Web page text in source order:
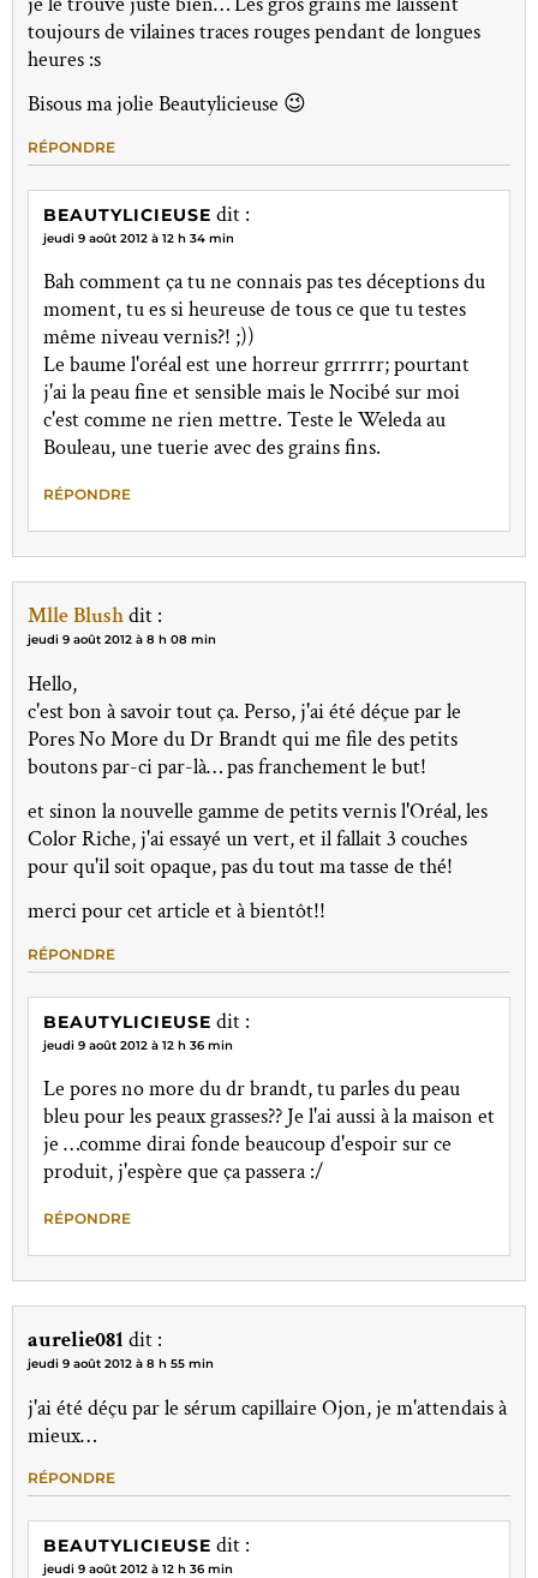
toujours de vilaines traces rouges pendant de longues
heures :s
Bisous ma jolie Beautylicieuse 😉
RÉPONDRE
BEAUTYLICIEUSE dit :
jeudi 9 août 2012 à 12 h 34 min
Bah comment ça tu ne connais pas tes déceptions du
moment, tu es si heureuse de tous ce que tu testes
même niveau vernis?! ;))
Le baume l'oréal est une horreur grrrrrr; pourtant
j'ai la peau fine et sensible mais le Nocibé sur moi
c'est comme ne rien mettre. Teste le Weleda au
Bouleau, une tuerie avec des grains fins.
RÉPONDRE
Mlle Blushdit :
jeudi 9 août 2012 à 8 h 08 min
Hello,
c'est bon à savoir tout ça. Perso, j'ai été déçue par le
Pores No More du Dr Brandt qui me file des petits
boutons par-ci par-là… pas franchement le but!
et sinon la nouvelle gamme de petits vernis l'Oréal, les
Color Riche, j'ai essayé un vert, et il fallait 3 couches
pour qu'il soit opaque, pas du tout ma tasse de thé!
merci pour cet article et à bientôt!!
RÉPONDRE
BEAUTYLICIEUSE dit :
jeudi 9 août 2012 à 12 h 36 min
Le pores no more du dr brandt, tu parles du peau
bleu pour les peaux grasses?? Je l'ai aussi à la maison et
je …comme dirai fonde beaucoup d'espoir sur ce
produit, j'espère que ça passera :/
RÉPONDRE
aurelie081 dit :
jeudi 9 août 2012 à 8 h 55 min
j'ai été déçu par le sérum capillaire Ojon, je m'attendais à
mieux…
RÉPONDRE
BEAUTYLICIEUSE dit :
jeudi 9 août 2012 à 12 h 36 min